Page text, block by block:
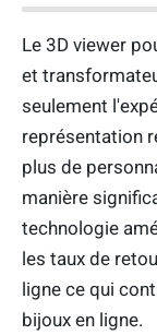
Le 3D viewer
et
seulement
représentation
plus de
manière
technologie
les taux de
ligne ce qui
bijoux en ligne.